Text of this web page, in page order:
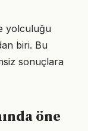
yolculuğu
biri. Bu
sonuçlara
öne